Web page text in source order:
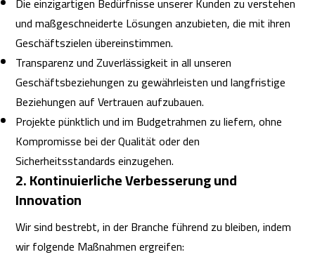
und maßgeschneiderte Lösungen anzubieten, die mit ihren
Geschäftszielen übereinstimmen.
Transparenz und Zuverlässigkeit in all unseren
Geschäftsbeziehungen zu gewährleisten und langfristige
Beziehungen auf Vertrauen aufzubauen.
Projekte pünktlich und im Budgetrahmen zu liefern, ohne
Kompromisse bei der Qualität oder den
Sicherheitsstandards einzugehen.
2. Kontinuierliche Verbesserung und
Innovation
Wir sind bestrebt, in der Branche führend zu bleiben, indem
wir folgende Maßnahmen ergreifen: